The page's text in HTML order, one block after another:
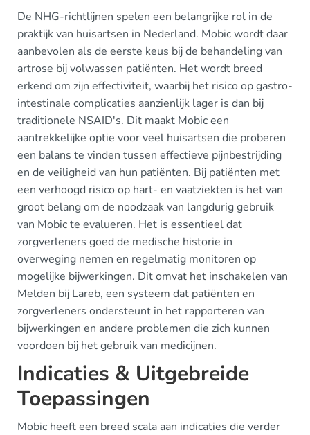
De NHG-richtlijnen spelen een belangrijke rol in de
praktijk van huisartsen in Nederland. Mobic wordt daar
aanbevolen als de eerste keus bij de behandeling van
artrose bij volwassen patiënten. Het wordt breed
erkend om zijn effectiviteit, waarbij het risico op gastro-
intestinale complicaties aanzienlijk lager is dan bij
traditionele NSAID's. Dit maakt Mobic een
aantrekkelijke optie voor veel huisartsen die proberen
een balans te vinden tussen effectieve pijnbestrijding
en de veiligheid van hun patiënten. Bij patiënten met
een verhoogd risico op hart- en vaatziekten is het van
groot belang om de noodzaak van langdurig gebruik
van Mobic te evalueren. Het is essentieel dat
zorgverleners goed de medische historie in
overweging nemen en regelmatig monitoren op
mogelijke bijwerkingen. Dit omvat het inschakelen van
Melden bij Lareb, een systeem dat patiënten en
zorgverleners ondersteunt in het rapporteren van
bijwerkingen en andere problemen die zich kunnen
voordoen bij het gebruik van medicijnen.
Indicaties & Uitgebreide
Toepassingen
Mobic heeft een breed scala aan indicaties die verder